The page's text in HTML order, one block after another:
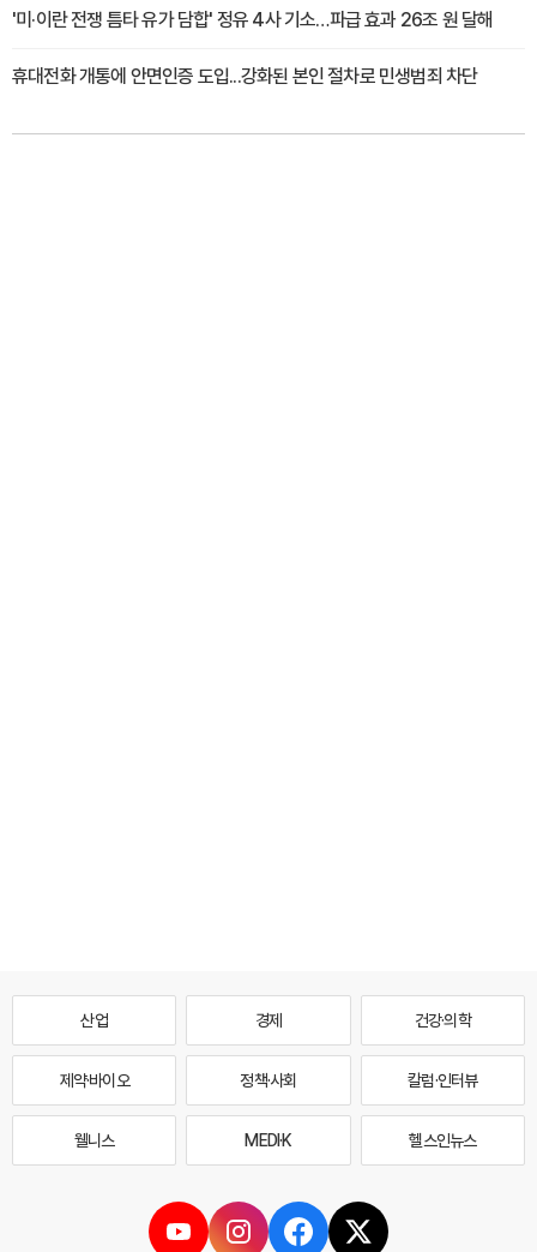
'미·이란 전쟁 틈타 유가 담합' 정유 4사 기소…파급 효과 26조 원 달해
휴대전화 개통에 안면인증 도입...강화된 본인 절차로 민생범죄 차단
산업 경제 건강·의학
제약·바이오 정책·사회 칼럼·인터뷰
웰니스 MEDI·K 헬스인뉴스